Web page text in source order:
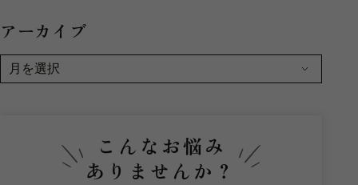
アーカイブ
こんなお悩み
ありませんか？